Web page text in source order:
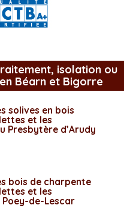
isolation ou
Béarn et Bigorre
solives en bois
et les
Presbytère d’Arudy
bois de charpente
et les
de-Lescar